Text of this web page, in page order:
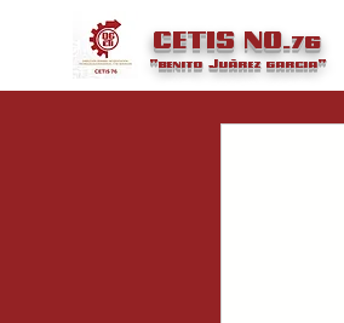
CETIS NO.76
"benito Juárezgarcia"